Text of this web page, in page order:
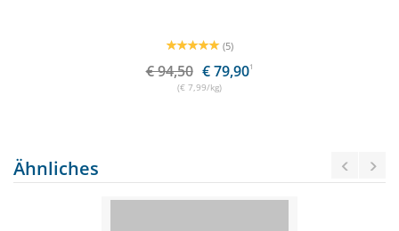
(5)
€ 94,50 € 79,901
(€ 7,99/kg)
Ähnliches